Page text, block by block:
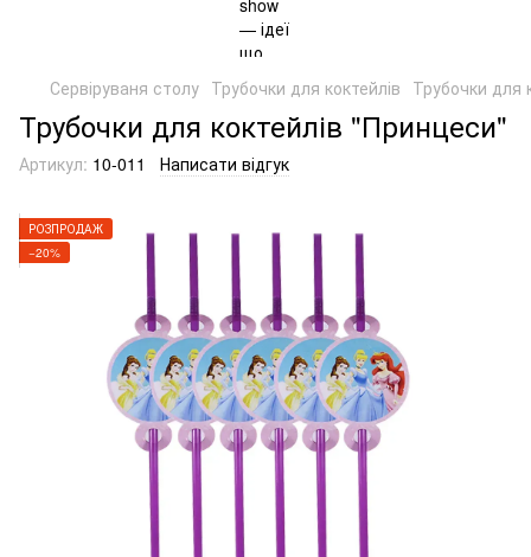
Сервіруваня столу Трубочки для коктейлів Трубочки для
Трубочки для коктейлів "Принцеси"
Артикул: 10-011 Написати відгук
РОЗПРОДАЖ
−20%